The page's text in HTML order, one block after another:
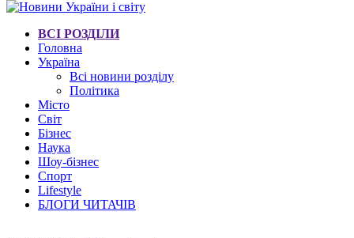
ВСІ РОЗДІЛИ
Головна
Україна
Всі новини розділу
Політика
Місто
Світ
Бізнес
Наука
Шоу-бізнес
Спорт
Lifestyle
БЛОГИ ЧИТАЧІВ